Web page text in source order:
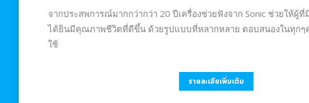
จากประสพการณ์มากกว่ากว่า 20 ปีเครื่องช่วยฟังจาก Sonic ช่วยให้ผู้
ได้ยินมีคุณภาพชีวิตที่ดีขึ้น ด้วยรูปแบบที่หลากหลาย ตอบสนองในทุกๆ
ใช้
รายละเอียเพิ่มเติม